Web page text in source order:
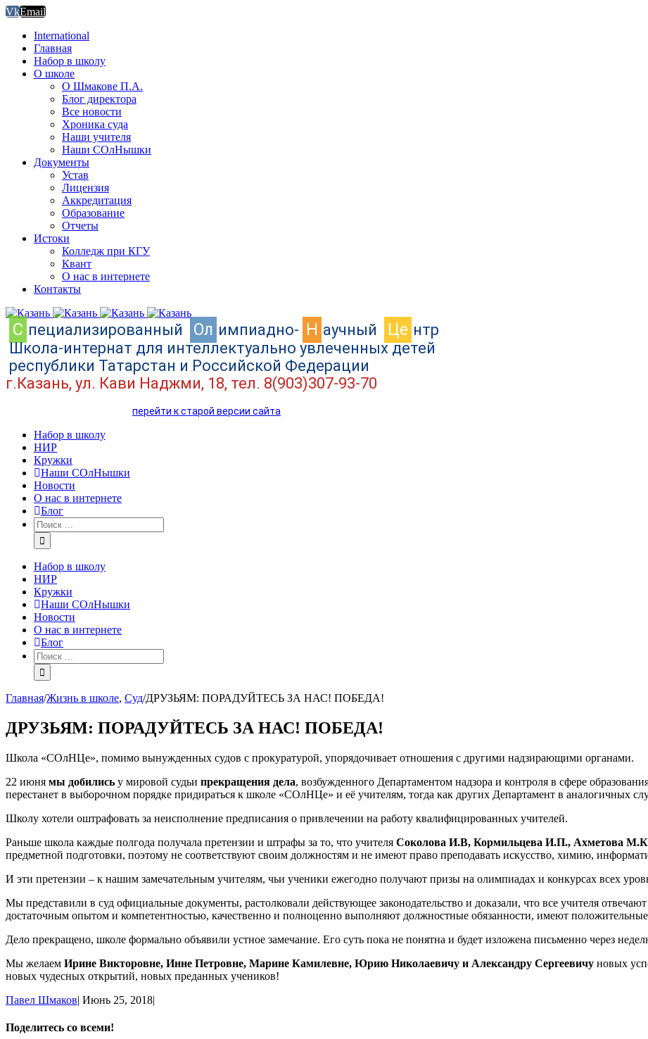
VkEmail
International
Главная
Набор в школу
О школе
О Шмакове П.А.
Блог директора
Все новости
Хроника суда
Наши учителя
Наши СОлНышки
Документы
Устав
Лицензия
Аккредитация
Образование
Отчеты
Истоки
Колледж при КГУ
Квант
О нас в интернете
Контакты
C пециализированный Ол импиадно- Н аучный Це нтр
Школа-интернат для интеллектуально увлеченных детей
республики Татарстан и Российской Федерации
г.Казань, ул. Кави Наджми, 18, тел. 8(903)307-93-70
перейти к старой версии сайта
Набор в школу
НИР
Кружки
Наши СОлНышки
Новости
О нас в интернете
Блог
Набор в школу
НИР
Кружки
Наши СОлНышки
Новости
О нас в интернете
Блог
Главная/Жизнь в школе, Суд/ДРУЗЬЯМ: ПОРАДУЙТЕСЬ ЗА НАС! ПОБЕДА!
ДРУЗЬЯМ: ПОРАДУЙТЕСЬ ЗА НАС! ПОБЕДА!
Школа «СОлНЦе», помимо вынужденных судов с прокуратурой, упорядочивает отношения с другими надзирающими органами.
22 июня мы добились у мировой судьи прекращения дела, возбужденного Департаментом надзора и контроля в сфере
перестанет в выборочном порядке придираться к школе «СОлНЦе» и её учителям, тогда как других Департамент в аналогичных
Школу хотели оштрафовать за неисполнение предписания о привлечении на работу квалифицированных учителей.
Раньше школа каждые полгода получала претензии и штрафы за то, что учителя Соколова И.В, Кормильцева И.П., Ахметова
предметной подготовки, поэтому не соответствуют своим должностям и не имеют право преподавать искусство, химию,
И эти претензии – к нашим замечательным учителям, чьи ученики ежегодно получают призы на олимпиадах и конкурсах всех
Мы представили в суд официальные документы, растолковали действующее законодательство и доказали, что все учителя
достаточным опытом и компетентностью, качественно и полноценно выполняют должностные обязанности, имеют
Дело прекращено, школе формально объявили устное замечание. Его суть пока не понятна и будет изложена письменно через
Мы желаем Ирине Викторовне, Инне Петровне, Марине Камилевне, Юрию Николаевичу и Александру Сергеевичу новых
новых чудесных открытий, новых преданных учеников!
Павел Шмаков| Июнь 25, 2018|
Поделитесь со всеми!